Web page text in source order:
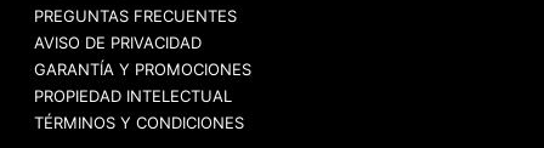
PREGUNTAS FRECUENTES
AVISO DE PRIVACIDAD
GARANTÍA Y PROMOCIONES
PROPIEDAD INTELECTUAL
TÉRMINOS Y CONDICIONES